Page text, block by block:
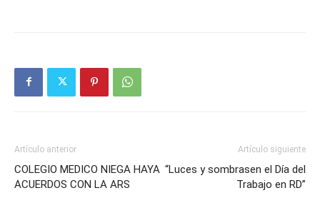
Artículo anterior
COLEGIO MEDICO NIEGA HAYA
ACUERDOS CON LA ARS
Artículo siguiente
“Luces y sombrasen el Día del
Trabajo en RD”